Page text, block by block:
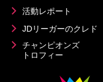
活動レポート
JDリーガーのクレド
チャンピオンズ
トロフィー